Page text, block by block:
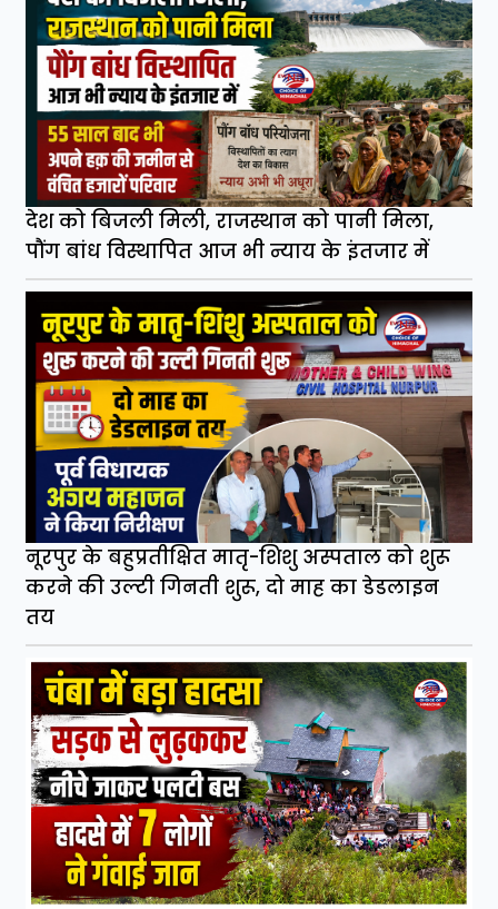
देश को बिजली मिली, राजस्थान को पानी मिला,
पौंग बांध विस्थापित आज भी न्याय के इंतजार में
नूरपुर के बहुप्रतीक्षित मातृ-शिशु अस्पताल को शुरू
करने की उल्टी गिनती शुरू, दो माह का डेडलाइन
तय